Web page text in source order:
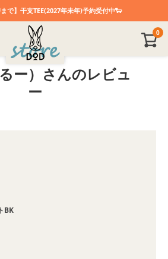
で】干支TEE(2027年未年)予約受付中🐑
0
ー）さんのレビュ
ー
BK